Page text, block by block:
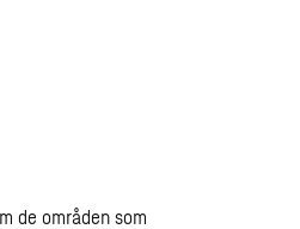
de områden som